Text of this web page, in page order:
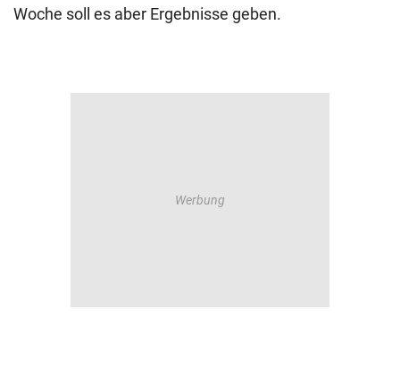
Woche soll es aber Ergebnisse geben.